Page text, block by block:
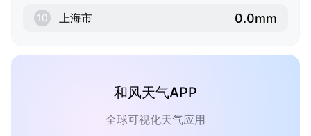
10 上海市 0.0mm
和风天气APP
全球可视化天气应用